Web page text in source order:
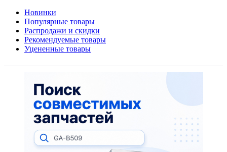
Новинки
Популярные товары
Распродажи и скидки
Рекомендуемые товары
Уцененные товары